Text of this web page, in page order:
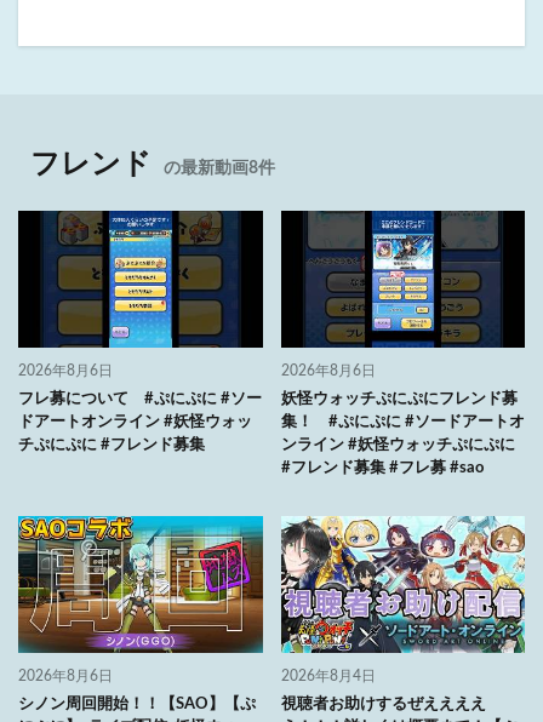
フレンド の最新動画8件
2026年8月6日
フレ募について #ぷにぷに #ソー
ドアートオンライン #妖怪ウォッ
チぷにぷに #フレンド募集
2026年8月6日
妖怪ウォッチぷにぷにフレンド募
集！ #ぷにぷに #ソードアートオ
ンライン #妖怪ウォッチぷにぷに
#フレンド募集 #フレ募 #sao
2026年8月6日
シノン周回開始！！【SAO】【ぷ
2026年8月4日
視聴者お助けするぜええええ